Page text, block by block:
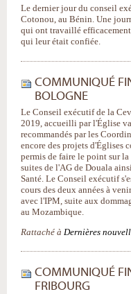
Le dernier jour du conseil
Cotonou, au Bénin. Une
qui ont travaillé
qui leur était confiée.
COMMUNIQUÉ
BOLOGNE
Le Conseil exécutif de la
2019, accueilli par l'Église
recommandés par les
encore des projets d'Églises
permis de faire le point sur
suites de l'AG de Douala
Santé. Le Conseil exécutif
cours des deux années à
avec l'IPM, suite aux
au Mozambique.
Rattaché à Dernières
COMMUNIQUÉ
FRIBOURG